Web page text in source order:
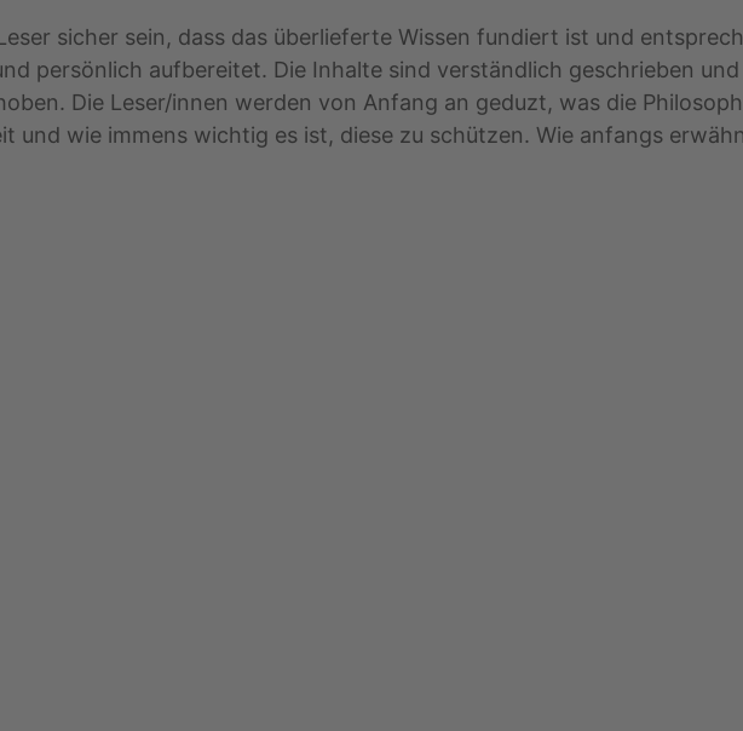
sicher sein, dass das überlieferte Wissen fundiert ist und
persönlich aufbereitet. Die Inhalte sind verständlich geschrieben
Die Leser/innen werden von Anfang an geduzt, was die
und wie immens wichtig es ist, diese zu schützen. Wie anfangs